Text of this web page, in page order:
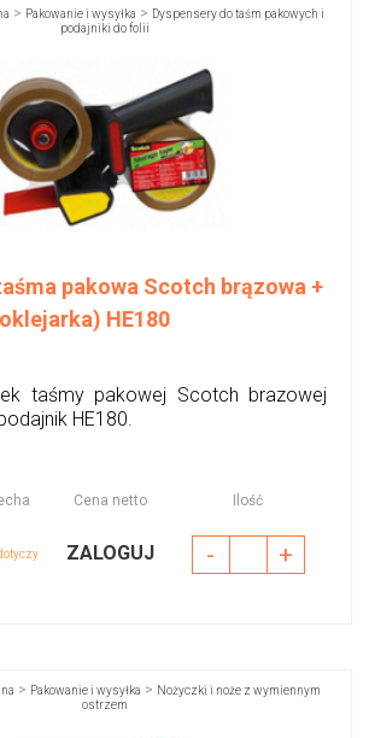
> Pakowanie i wysyłka > Dyspensery do taśm pakowych i
podajniki do folii
pakowa Scotch brązowa +
HE180
taśmy pakowej Scotch brazowej
HE180.
Cena netto Ilość
ZALOGUJ - +
> Pakowanie i wysyłka > Nożyczki i noże z wymiennym
ostrzem